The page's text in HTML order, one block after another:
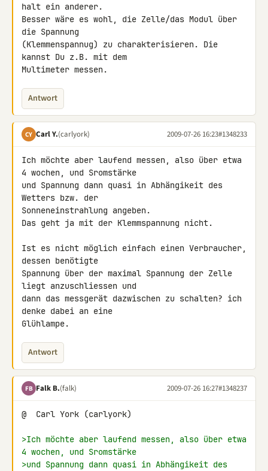
halt ein anderer.
Besser wäre es wohl, die Zelle/das Modul über
die Spannung
(Klemmenspannug) zu charakterisieren. Die
kannst Du z.B. mit dem
Multimeter messen.
Antwort
CY Carl Y.(carlyork) 2009-07-26 16:23#1348233
Ich möchte aber laufend messen, also über etwa
4 wochen, und Sromstärke
und Spannung dann quasi in Abhängikeit des
Wetters bzw. der
Sonneneinstrahlung angeben.
Das geht ja mit der Klemmspannung nicht.
Ist es nicht möglich einfach einen Verbraucher,
dessen benötigte
Spannung über der maximal Spannung der Zelle
liegt anzuschliessen und
dann das messgerät dazwischen zu schalten? ich
denke dabei an eine
Glühlampe.
Antwort
FB Falk B.(falk) 2009-07-26 16:27#1348237
@  Carl York (carlyork)
>Ich möchte aber laufend messen, also über etwa
4 wochen, und Sromstärke
>und Spannung dann quasi in Abhängikeit des